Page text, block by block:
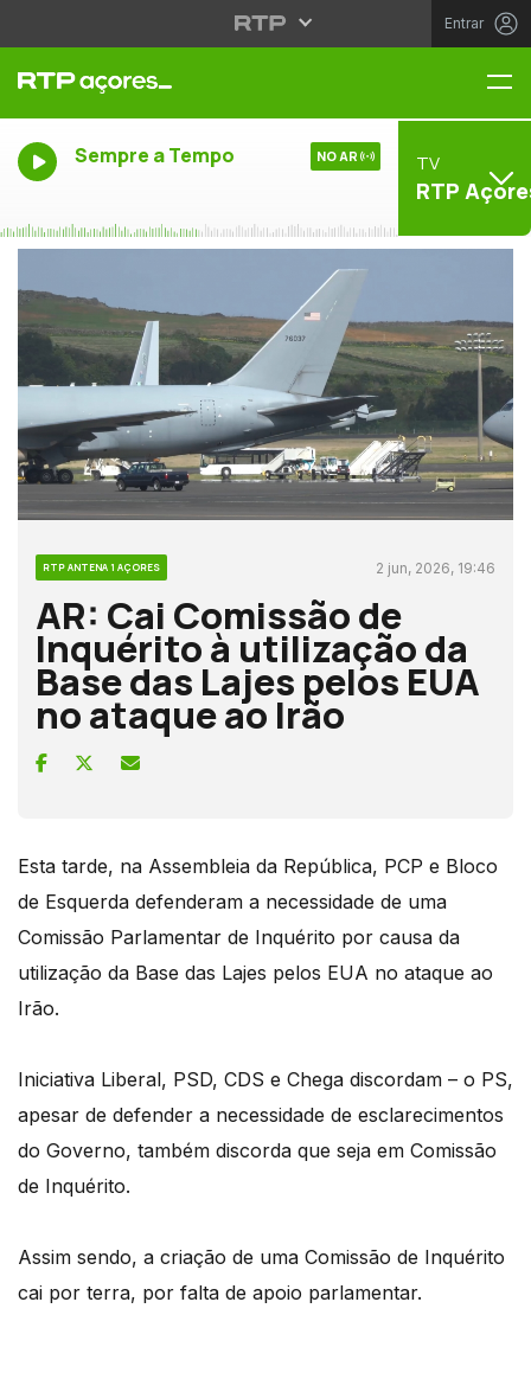
Entrar
Sempre a Tempo NO AR TV
RTP
RTP ANTENA 1 AÇORES 2 jun, 2026, 19:46
AR: Cai Comissão de
Inquérito à utilização da
Base das Lajes pelos EUA
no ataque ao Irão
Esta tarde, na Assembleia da República, PCP e Bloco
de Esquerda defenderam a necessidade de uma
Comissão Parlamentar de Inquérito por causa da
utilização da Base das Lajes pelos EUA no ataque ao
Irão.
Iniciativa Liberal, PSD, CDS e Chega discordam – o PS,
apesar de defender a necessidade de esclarecimentos
do Governo, também discorda que seja em Comissão
de Inquérito.
Assim sendo, a criação de uma Comissão de Inquérito
cai por terra, por falta de apoio parlamentar.